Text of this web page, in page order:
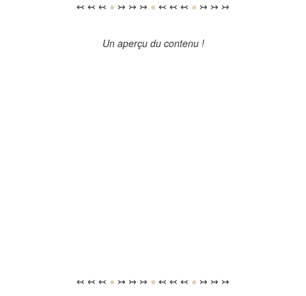
↢ ↢ ↢ ● ↣ ↣ ↣ ● ↢ ↢ ↢ ● ↣ ↣ ↣
Un aperçu du contenu !
↢ ↢ ↢ ● ↣ ↣ ↣ ● ↢ ↢ ↢ ● ↣ ↣ ↣